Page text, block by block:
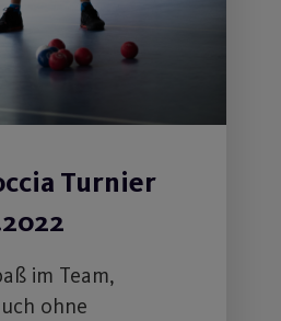
Turnier
im Team,
ohne